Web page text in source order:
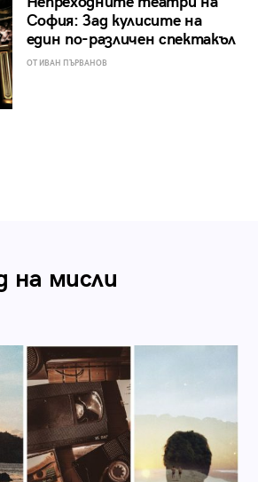
София: Зад кулисите на
един по-различен спектакъл
ОТ ИВАН ПЪРВАНОВ
на мисли